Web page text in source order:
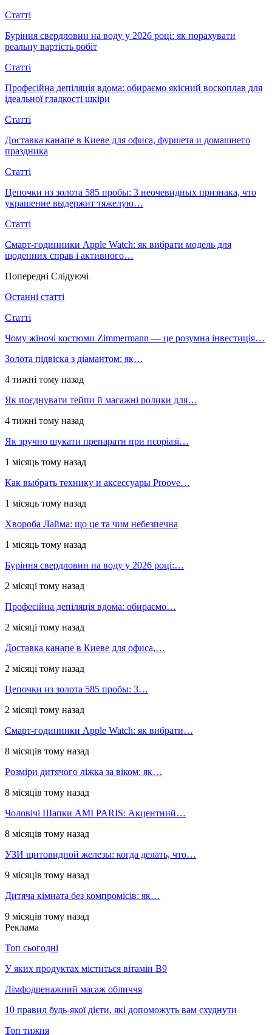
Статті
Буріння свердловин на воду у 2026 році: як порахувати
реальну вартість робіт
Статті
Професійна депіляція вдома: обираємо якісний воскоплав для
ідеальної гладкості шкіри
Статті
Доставка канапе в Киеве для офиса, фуршета и домашнего
праздника
Статті
Цепочки из золота 585 пробы: 3 неочевидных признака, что
украшение выдержит тяжелую…
Статті
Смарт-годинники Apple Watch: як вибрати модель для
щоденних справ і активного…
Попередні Слідуючі
Останні статті
Статті
Чому жіночі костюми Zimmermann — це розумна інвестиція…
Золота підвіска з діамантом: як…
4 тижні тому назад
Як поєднувати тейпи й масажні ролики для…
4 тижні тому назад
Як зручно шукати препарати при псоріазі…
1 місяць тому назад
Как выбрать технику и аксессуары Proove…
1 місяць тому назад
Хвороба Лайма: що це та чим небезпечна
1 місяць тому назад
Буріння свердловин на воду у 2026 році:…
2 місяці тому назад
Професійна депіляція вдома: обираємо…
2 місяці тому назад
Доставка канапе в Киеве для офиса,…
2 місяці тому назад
Цепочки из золота 585 пробы: 3…
2 місяці тому назад
Смарт-годинники Apple Watch: як вибрати…
8 місяців тому назад
Розміри дитячого ліжка за віком: як…
8 місяців тому назад
Чоловічі Шапки AMI PARIS: Акцентний…
8 місяців тому назад
УЗИ щитовидной железы: когда делать, что…
9 місяців тому назад
Дитяча кімната без компромісів: як…
9 місяців тому назад
Реклама
Топ сьогодні
У яких продуктах міститься вітамін В9
Лімфодренажний масаж обличчя
10 правил будь-якої дієти, які допоможуть вам схуднути
Топ тижня